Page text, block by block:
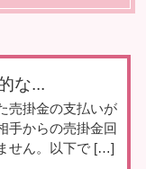
な...
売掛金の支払いが
手からの売掛金回
せん。以下で […]